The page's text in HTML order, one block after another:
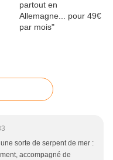
sorte de serpent de mer :
accompagné de